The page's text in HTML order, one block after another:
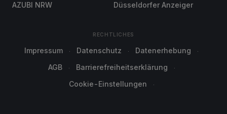
AZUBI NRW
Düsseldorfer Anzeiger
RECHTLICHES
Impressum Datenschutz
Datenerhebung
AGB
Barrierefreiheitserklärung
Cookie-Einstellungen